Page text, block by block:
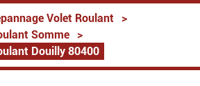
Volet Roulant
>
Somme
>
Douilly 80400